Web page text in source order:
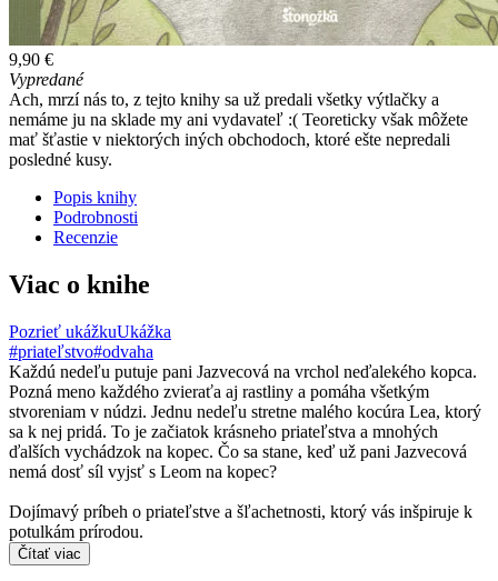
9,90 €
Vypredané
Ach, mrzí nás to, z tejto knihy sa už predali všetky výtlačky a
nemáme ju na sklade my ani vydavateľ :( Teoreticky však môžete
mať šťastie v niektorých iných obchodoch, ktoré ešte nepredali
posledné kusy.
Popis knihy
Podrobnosti
Recenzie
Viac o knihe
Pozrieť ukážkuUkážka
#priateľstvo#odvaha
Každú nedeľu putuje pani Jazvecová na vrchol neďalekého kopca.
Pozná meno každého zvieraťa aj rastliny a pomáha všetkým
stvoreniam v núdzi. Jednu nedeľu stretne malého kocúra Lea, ktorý
sa k nej pridá. To je začiatok krásneho priateľstva a mnohých
ďalších vychádzok na kopec. Čo sa stane, keď už pani Jazvecová
nemá dosť síl vyjsť s Leom na kopec?
Dojímavý príbeh o priateľstve a šľachetnosti, ktorý vás inšpiruje k
potulkám prírodou.
Čítať viac